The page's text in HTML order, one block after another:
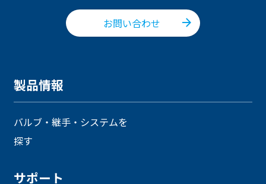
お問い合わせ
製品情報
バルブ・継手・システムを
探す
サポート